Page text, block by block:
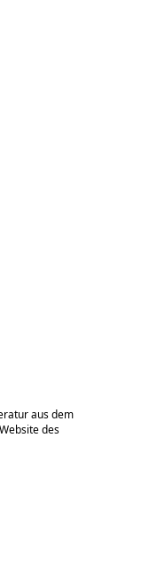
aus dem
des